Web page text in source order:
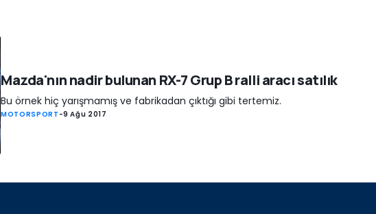
Mazda'nın nadir bulunan RX-7 Grup B ralli aracı satılık
Bu örnek hiç yarışmamış ve fabrikadan çıktığı gibi tertemiz.
MOTORSPORT -9 Ağu 2017